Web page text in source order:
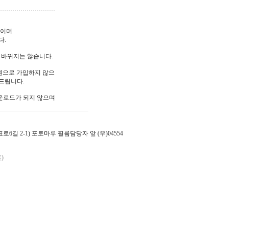
며
.
뀌지는 않습니다.
으로 가입하지 않으
립니다.
로드가 되지 않으며
로6길 2-1) 포토마루 필름담당자 앞 (우)04554
)